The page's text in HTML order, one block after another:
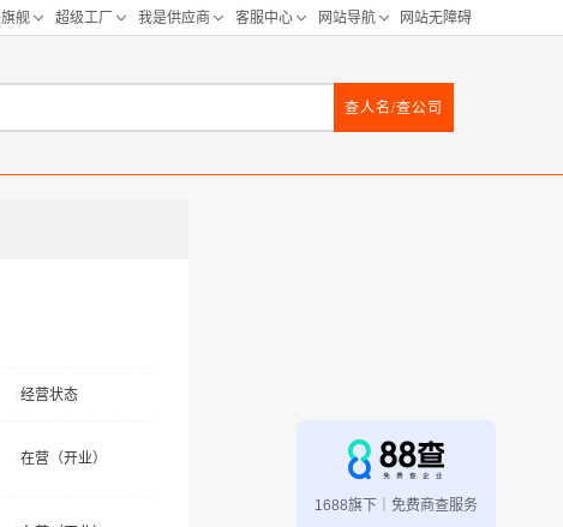
查人名/查公司
经营状态
在营（开业）
1688旗下｜免费商查服务